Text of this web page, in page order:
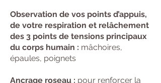
Observation de vos points d’appuis,
de votre respiration et relâchement
des 3 points de tensions principaux
du corps humain : mâchoires,
épaules, poignets
Ancrage roseau : pour renforcer la